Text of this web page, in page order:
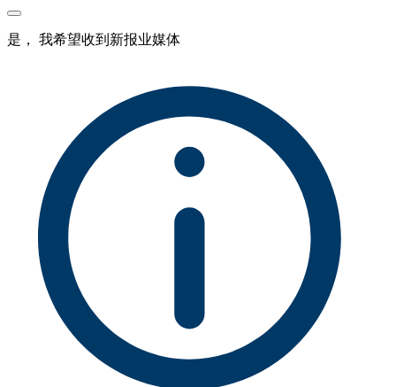
是， 我希望收到新报业媒体